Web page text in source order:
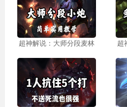
超神解说：大师分段麦林 超